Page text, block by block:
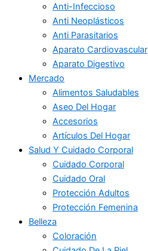
Anti-Infeccioso
Anti Neoplásticos
Anti Parasitarios
Aparato Cardiovascular
Aparato Digestivo
Mercado
Alimentos Saludables
Aseo Del Hogar
Accesorios
Artículos Del Hogar
Salud Y Cuidado Corporal
Cuidado Corporal
Cuidado Oral
Protección Adultos
Protección Femenina
Belleza
Coloración